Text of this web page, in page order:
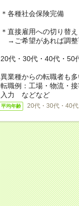
＊各種社会保険完備
＊直接雇用への切り替え
→ご希望があれば調整
20代・30代・40代・50
異業種からの転職者も多
転職例：工場・物流・
入力 などなど
平均年齢 20代・30代・40